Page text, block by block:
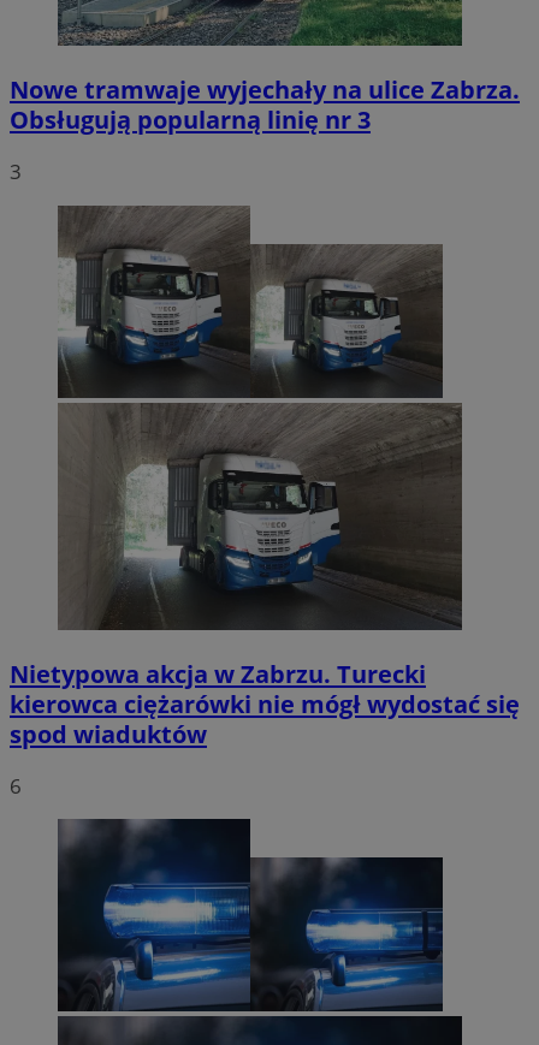
Nowe tramwaje wyjechały na ulice Zabrza.
Obsługują popularną linię nr 3
3
Nietypowa akcja w Zabrzu. Turecki
kierowca ciężarówki nie mógł wydostać się
spod wiaduktów
6